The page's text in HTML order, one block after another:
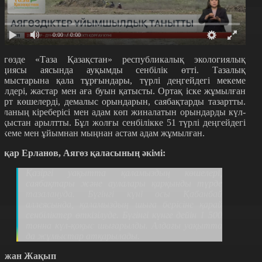
0:00 / 0:00
«Таза Қазақстан» республикалық экологиялық
аясында ауқымды сенбілік өтті. Тазалық
қала тұрғындары, түрлі деңгейдегі мекеме
жастар мен аға буын қатысты. Ортақ іске жұмылған
көшелерді, демалыс орындарын, саябақтарды тазартты.
кіреберісі мен адам көп жиналатын орындарды күл-
арылтты. Бұл жолғы сенбілікке 51 түрлі деңгейдегі
мен ұйымнан мыңнан астам адам жұмылған.
Ерланов, Аягөз қаласының әкімі:
Жақып